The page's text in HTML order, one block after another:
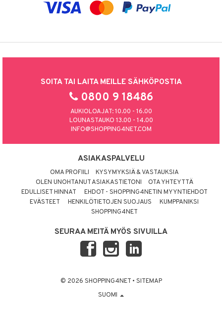
SOITA TAI LAITA MEILLE SÄHKÖPOSTIA
0800 9 18486
AUKIOLOAJAT: 10.00 - 16.00
LOUNASTAUKO 13.00 - 14.00
INFO@SHOPPING4NET.COM
ASIAKASPALVELU
OMA PROFIILI
KYSYMYKSIÄ & VASTAUKSIA
OLEN UNOHTANUT ASIAKASTIETONI
OTA YHTEYTTÄ
EDULLISET HINNAT
EHDOT - SHOPPING4NETIN MYYNTIEHDOT
EVÄSTEET
HENKILÖTIETOJEN SUOJAUS
KUMPPANIKSI
SHOPPING4NET
SEURAA MEITÄ MYÖS SIVUILLA
© 2026 SHOPPING4NET • SITEMAP
SUOMI